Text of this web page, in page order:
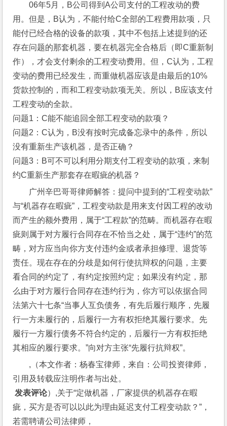
06年5月，B公司得到A公司支付的工程改动的费
用。但是，B认为，不能付给C全部的工程费用款项，只
能付已经合格的设备的款项，其中不包括上述提到的还
存在问题的那套机器，要在机器完全合格后（即C重新制
作），才会支付剩余的工程变动费用。但，C认为，工程
变动的费用已经发生，而重做机器应该是由最后的10%
货款控制的，而和工程变动款项无关。所以，B应该支付
工程变动的全款。
问题1：C能不能追回全部工程变动的款项？
问题2：C认为，B没有按时完成备忘录中的条件，所以
没有重新生产该机器，是否正确？
问题3：B可不可以利用分期支付工程变动的款项，来制
约C重新生产那套存在暇疵的机器？
广州辛巴哥哥律师解答：提问中提到的“工程变动款”
与“机器存在暇疵”，工程变动款是用来支付因工程的改动
而产生的额外费用，属于“工程款”的范畴。而机器存在暇
疵则属于对方履行合同存在不恰当之处，属于“违约”的范
畴，对方应当向你方支付违约金或者承担修理、退货等
责任。现在存在的分歧是如何行使抗辩权的问题，主要
看合同的约定了，有约定按照约定；如果没有约定，那
么由于对方履行合同存在违约行为，你方可以依据合同
法第六十七条“当事人互负债务，有先后履行顺序，先履
行一方未履行的，后履行一方有权拒绝其履行要求。先
履行一方履行债务不符合约定的，后履行一方有权拒绝
其相应的履行要求。”向对方主张“先履行抗辩权”。
,（本文作者：杨春宝律师，来自：公司投资律师，
引用及转载应注明作者与出处。
发表评论）,关于“定做机器，厂家提供的机器存在暇
疵，买方是否可以以此为理由延迟支付工程变动款？”，
若需聘请公司法律师，